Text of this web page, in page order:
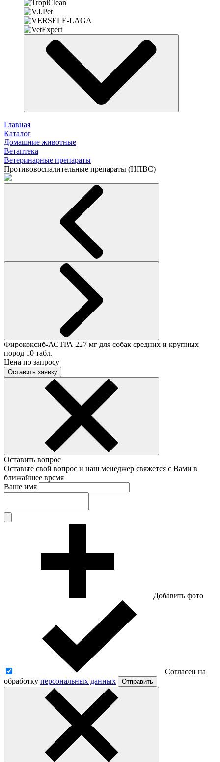
Главная
Каталог
Домашние животные
Ветаптека
Ветеринарные препараты
Противовоспалительные препараты (НПВС)
Фирококсиб-АСТРА 227 мг для собак средних и крупных
пород 10 табл.
Цена по запросу
Оставить заявку
Оставить вопрос
Оставьте свой вопрос и наш менеджер свяжется с Вами в
ближайшее время
Ваше имя
Добавить фото
Согласен на
обработку персональных данных Отправить